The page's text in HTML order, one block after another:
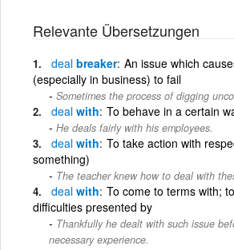
Relevante Übersetzungen
deal breaker An issue which
(especially in business) to fail
Sometimes the process of digging
deal with To behave in a certain
He deals fairly with his employees.
deal with To take action with
something)
The teacher knew how to deal with
deal with To come to terms with;
difficulties presented by
Thankfully he dealt with such issue
necessary experience.